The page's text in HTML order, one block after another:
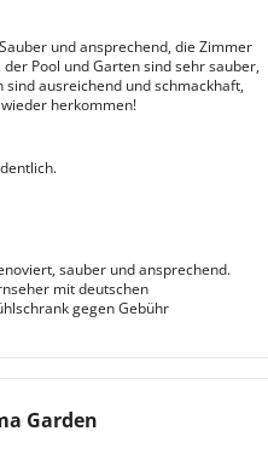
und ansprechend, die Zimmer
Pool und Garten sind sehr sauber,
ausreichend und schmackhaft,
herkommen!
sauber und ansprechend.
mit deutschen
gegen Gebühr
Garden